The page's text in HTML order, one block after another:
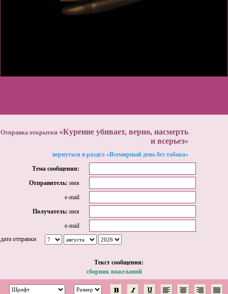
Отправка открытки «Курение убивает, верно, насмерть
и всерьез»
вернуться в раздел «Всемирный день без табака»
Тема сообщения:
Отправитель: имя
e-mail
Получатель: имя
e-mail
дата отправки
Tекст сообщения:
сборник пожеланий